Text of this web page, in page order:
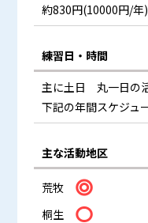
約830円(10000円/年)
練習日・時間
主に土日 丸一日の
下記の年間スケジュ
主な活動地区
荒牧
桐生